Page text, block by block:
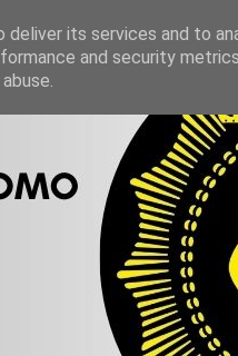
its services and to
and security